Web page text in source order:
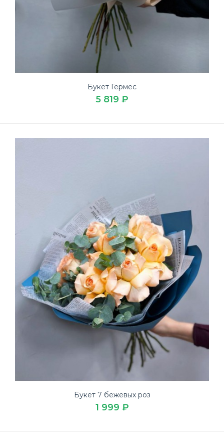
Букет Гермес
5 819 ₽
Букет 7 бежевых роз
1 999 ₽